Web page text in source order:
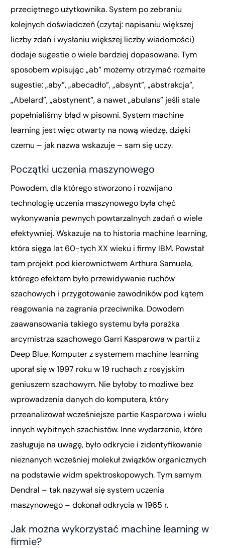
przeciętnego użytkownika. System po zebraniu
kolejnych doświadczeń (czytaj: napisaniu większej
liczby zdań i wysłaniu większej liczby wiadomości)
dodaje sugestie o wiele bardziej dopasowane. Tym
sposobem wpisując „ab” możemy otrzymać rozmaite
sugestie: „aby”, „abecadło”, „absynt”, „abstrakcja”,
„Abelard”, „abstynent”, a nawet „abulans” jeśli stale
popełnialiśmy błąd w pisowni. System machine
learning jest więc otwarty na nową wiedzę, dzięki
czemu – jak nazwa wskazuje – sam się uczy.
Początki uczenia maszynowego
Powodem, dla którego stworzono i rozwijano
technologię uczenia maszynowego była chęć
wykonywania pewnych powtarzalnych zadań o wiele
efektywniej. Wskazuje na to historia machine learning,
która sięga lat 60-tych XX wieku i firmy IBM. Powstał
tam projekt pod kierownictwem Arthura Samuela,
którego efektem było przewidywanie ruchów
szachowych i przygotowanie zawodników pod kątem
reagowania na zagrania przeciwnika. Dowodem
zaawansowania takiego systemu była porażka
arcymistrza szachowego Garri Kasparowa w partii z
Deep Blue. Komputer z systemem machine learning
uporał się w 1997 roku w 19 ruchach z rosyjskim
geniuszem szachowym. Nie byłoby to możliwe bez
wprowadzenia danych do komputera, który
przeanalizował wcześniejsze partie Kasparowa i wielu
innych wybitnych szachistów. Inne wydarzenie, które
zasługuje na uwagę, było odkrycie i zidentyfikowanie
nieznanych wcześniej molekuł związków organicznych
na podstawie widm spektroskopowych. Tym samym
Dendral – tak nazywał się system uczenia
maszynowego – dokonał odkrycia w 1965 r.
Jak można wykorzystać machine learning w
firmie?